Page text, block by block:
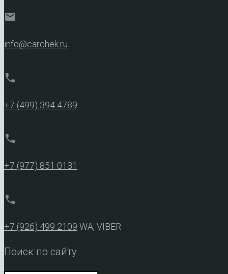
mail
info@carchek.ru
phone
+7 (499) 394 4789
phone
+7 (977) 851 0131
phone
+7 (926) 499 2109 WA, VIBER
Поиск по сайту